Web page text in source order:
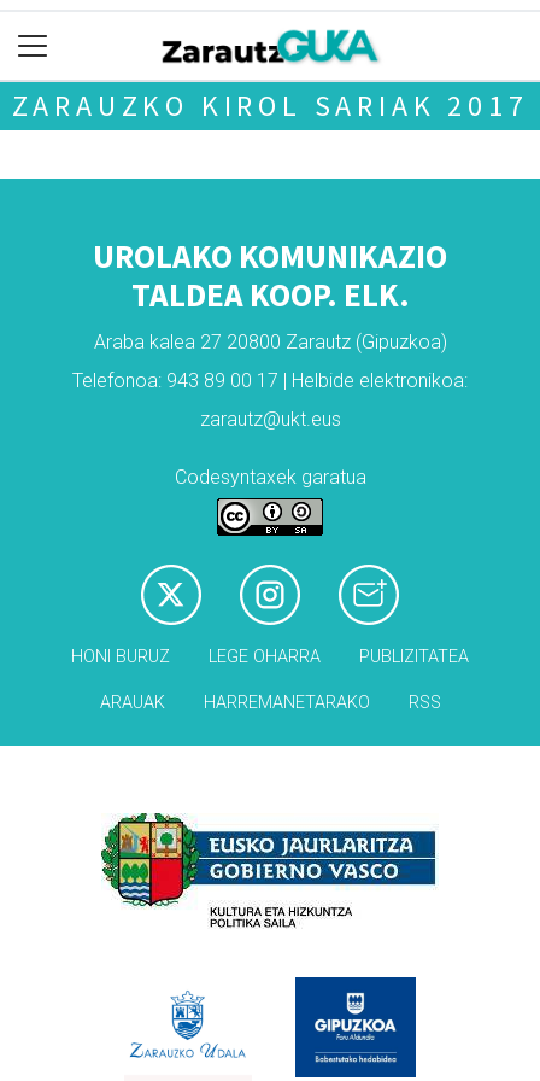
ZARAUZKO KIROL SARIAK 2017
UROLAKO KOMUNIKAZIO
TALDEA KOOP. ELK.
Araba kalea 27 20800 Zarautz (Gipuzkoa)
Telefonoa: 943 89 00 17 | Helbide elektronikoa:
zarautz@ukt.eus
Codesyntaxek garatua
HONI BURUZ LEGE OHARRA PUBLIZITATEA
ARAUAK HARREMANETARAKO RSS